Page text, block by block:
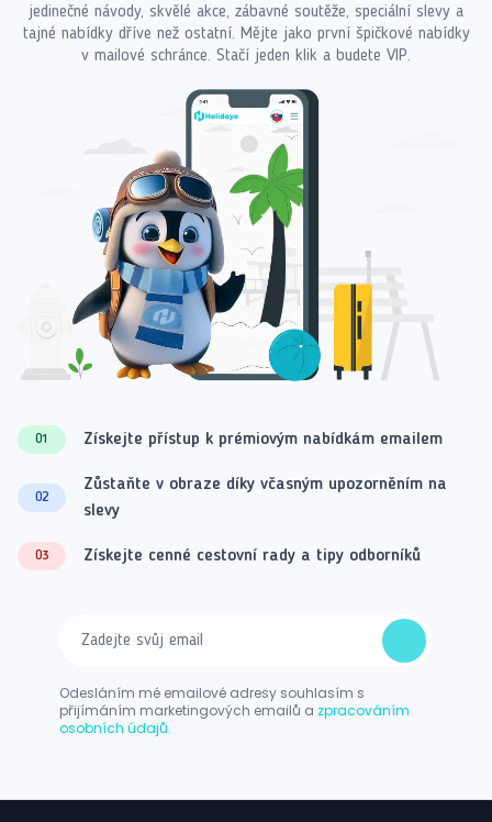
jedinečné návody, skvělé akce, zábavné soutěže, speciální slevy a
tajné nabídky dříve než ostatní. Mějte jako první špičkové nabídky
v mailové schránce. Stačí jeden klik a budete VIP.
01 Získejte přístup k prémiovým nabídkám emailem
02
Zůstaňte v obraze díky včasným upozorněním na
slevy
03 Získejte cenné cestovní rady a tipy odborníků
Odesláním mé emailové adresy souhlasím s
přijímáním marketingových emailů a zpracováním
osobních údajů.